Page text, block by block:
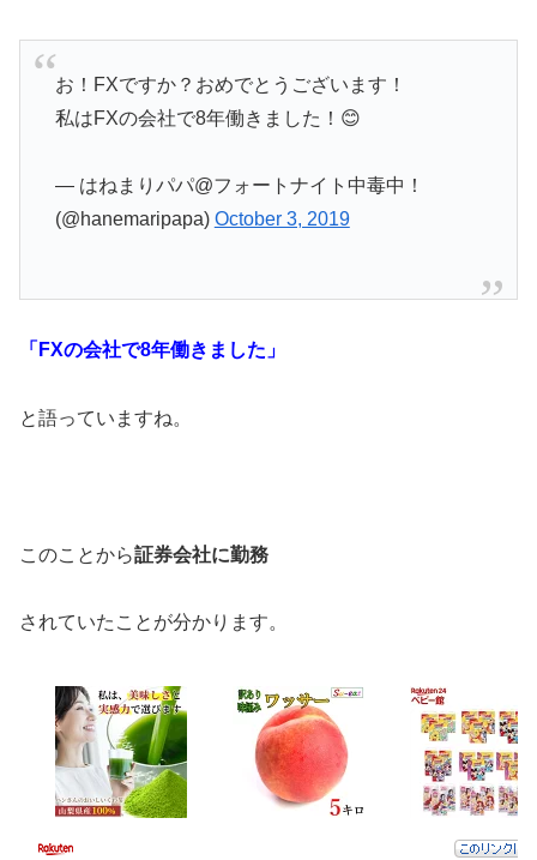
お！FXですか？おめでとうございます！
私はFXの会社で8年働きました！😊
— はねまりパパ@フォートナイト中毒中！
(@hanemaripapa) October 3, 2019
「FXの会社で8年働きました」
と語っていますね。
このことから証券会社に勤務
されていたことが分かります。